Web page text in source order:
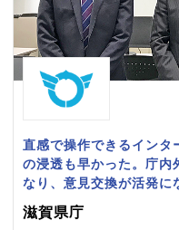
直感で操作できるインタ
の浸透も早かった。庁内
なり、意見交換が活発に
滋賀県庁